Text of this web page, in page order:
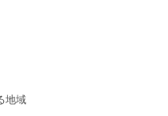
ママがほとんどで
するよりレンタルす
えないほどの埃やダニ
地域